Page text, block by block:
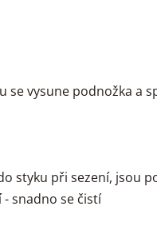
vysune podnožka a
styku při sezení, jsou
- snadno se čistí